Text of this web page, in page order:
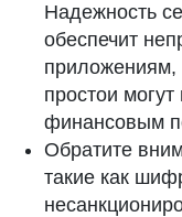
Надежность
обеспечит
приложениям,
простои
финансовым
Обратите
такие как